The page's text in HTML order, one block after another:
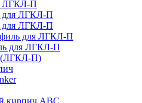
ЛГКЛ-П
для ЛГКЛ-П
для ЛГКЛ-П
для ЛГКЛ-П
для ЛГКЛ-П
(ЛГКЛ-П)